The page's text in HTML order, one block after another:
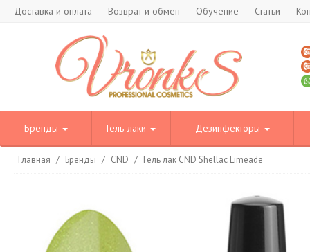
Доставка и оплата Возврат и обмен Обучение Статьи
Бренды Гель-лаки Дезинфекторы
Главная / Бренды / CND / Гель лак CND Shellac Limeade